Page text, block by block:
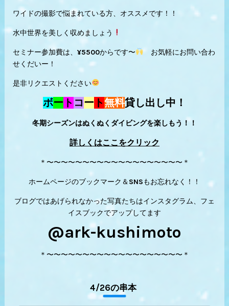
ワイドの撮影で悩まれている方、オススメです！！
水中世界を美しく収めましょう
セミナー参加費は、¥5500からです〜
お気軽にお問い合わ
せくだいー！
是非リクエストください
ボー ト コー ト無料貸し出し中！
冬期シーズンはぬくぬくダイビングを楽しもう！！
詳しくはここをクリック
＊〜〜〜〜〜〜〜〜〜〜〜〜〜〜〜〜〜〜〜＊
ホームページのブックマーク＆SNSもお忘れなく！！
ブログではあげられなかった写真たちはインスタグラム、フェ
イスブックでアップしてます
@ark-kushimoto
＊〜〜〜〜〜〜〜〜〜〜〜〜〜〜〜〜〜〜〜＊
4/26の串本